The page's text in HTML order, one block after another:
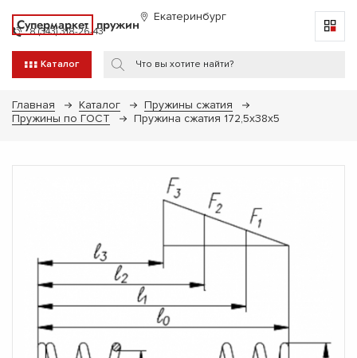
Супермаркет пружин Екатеринбург
8 (343) 318-26-43
Каталог
Главная Каталог
Пружины сжатия
Пружины по ГОСТ
Пружина сжатия 172,5х38х5